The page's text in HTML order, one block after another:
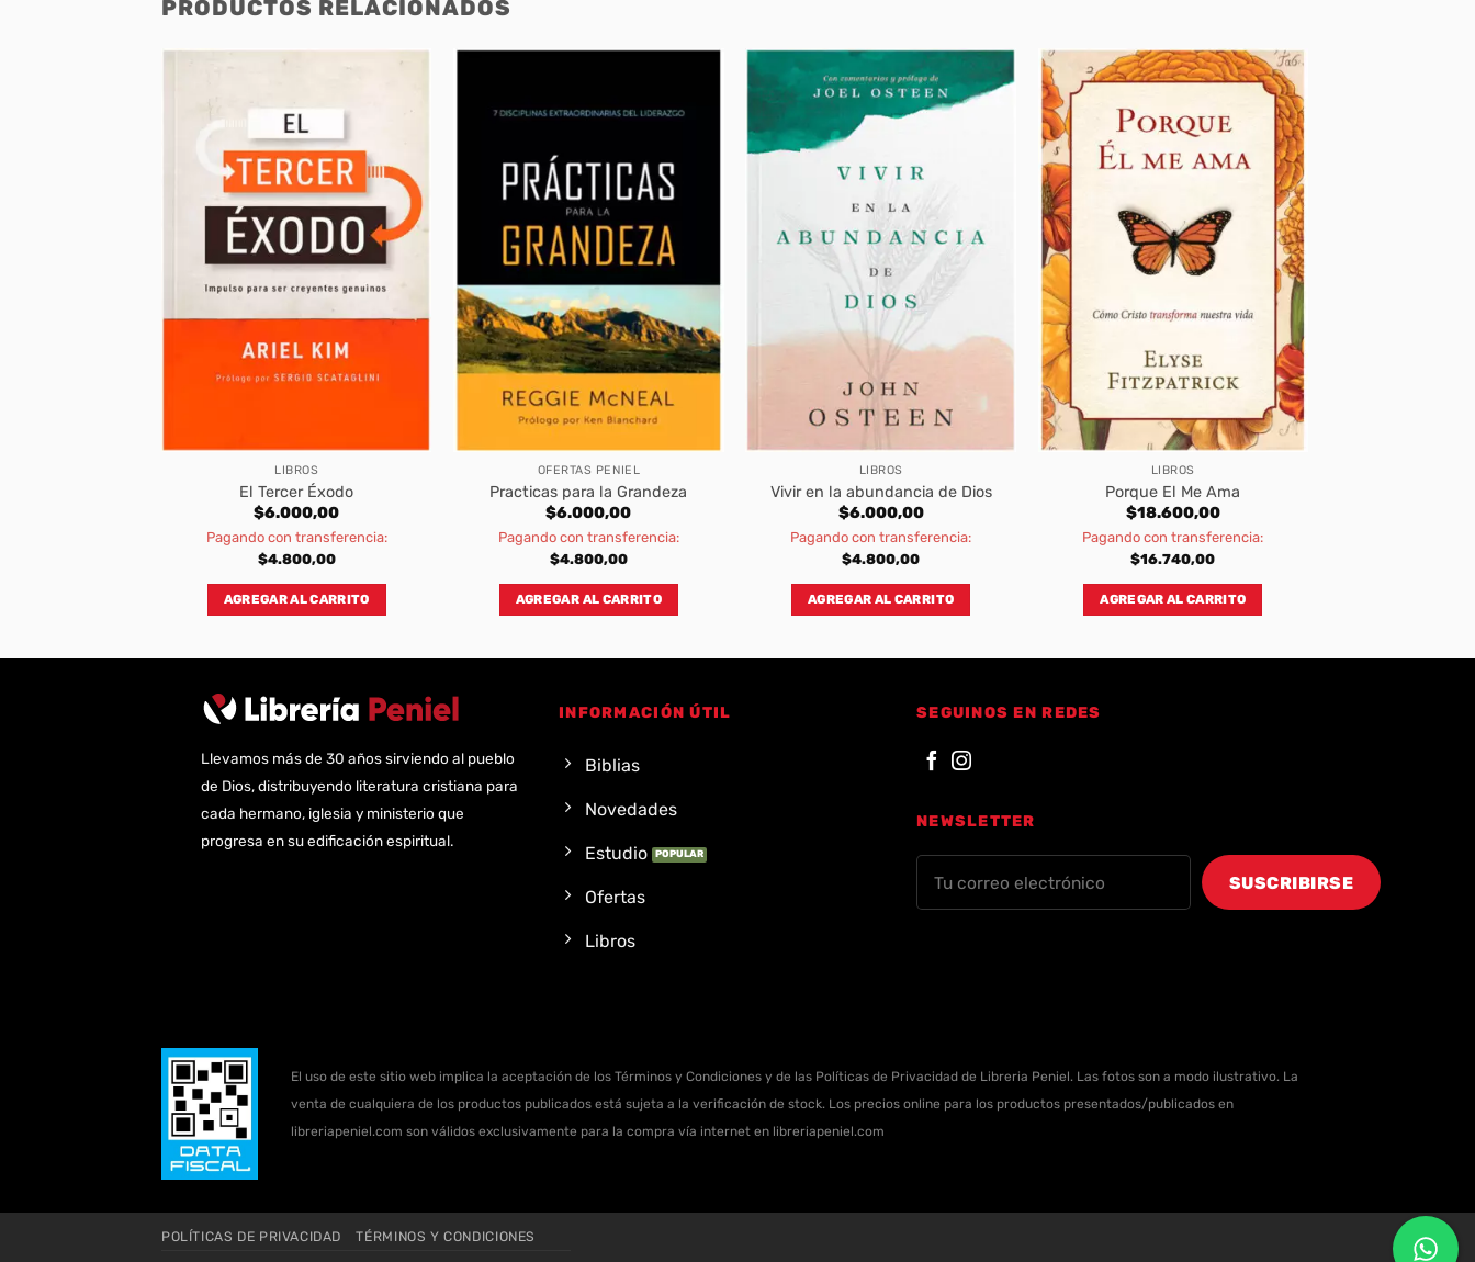
PRODUCTOS RELACIONADOS
LIBROS
El Tercer Éxodo
$6.000,00
Pagando con transferencia:
$4.800,00
AGREGAR AL CARRITO
OFERTAS PENIEL
Practicas para la Grandeza
$6.000,00
Pagando con transferencia:
$4.800,00
AGREGAR AL CARRITO
LIBROS
Vivir en la abundancia de Dios
$6.000,00
Pagando con transferencia:
$4.800,00
AGREGAR AL CARRITO
LIBROS
Porque El Me Ama
$18.600,00
Pagando con transferencia:
$16.740,00
AGREGAR AL CARRITO
Llevamos más de 30 años sirviendo al pueblo
de Dios, distribuyendo literatura cristiana para
cada hermano, iglesia y ministerio que
progresa en su edificación espiritual.
INFORMACIÓN ÚTIL
Biblias
Novedades
Estudio
Ofertas
Libros
SEGUINOS EN REDES
NEWSLETTER
El uso de este sitio web implica la aceptación de los Términos y Condiciones y de las Políticas de Privacidad de Libreria Peniel. Las fotos son a modo ilustrativo. La
venta de cualquiera de los productos publicados está sujeta a la verificación de stock. Los precios online para los productos presentados/publicados en
libreriapeniel.com son válidos exclusivamente para la compra vía internet en libreriapeniel.com
POLÍTICAS DE PRIVACIDAD TÉRMINOS Y CONDICIONES